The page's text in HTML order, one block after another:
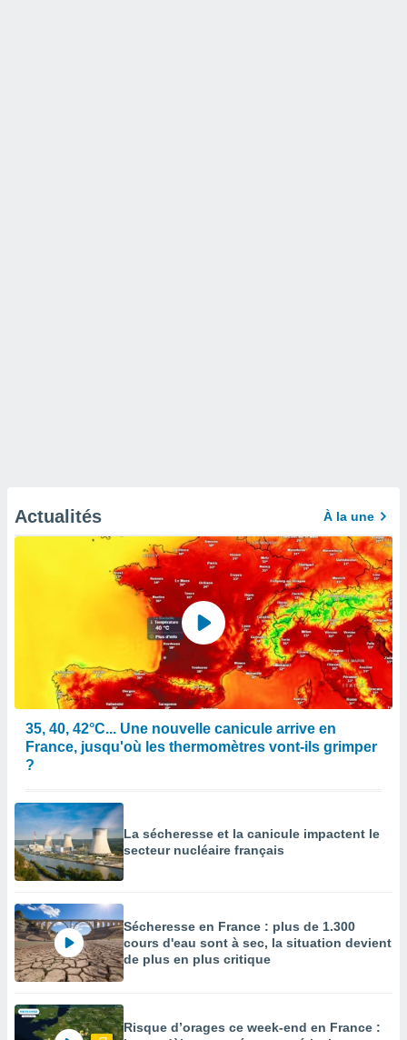
Actualités À la une
35, 40, 42°C... Une nouvelle canicule arrive en
France, jusqu'où les thermomètres vont-ils grimper
?
La sécheresse et la canicule impactent le
secteur nucléaire français
Sécheresse en France : plus de 1.300
cours d'eau sont à sec, la situation devient
de plus en plus critique
Risque d’orages ce week-end en France :